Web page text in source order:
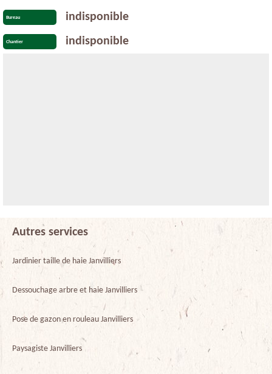
Bureau indisponible
Chantier indisponible
Autres services
Jardinier taille de haie Janvilliers
Dessouchage arbre et haie Janvilliers
Pose de gazon en rouleau Janvilliers
Paysagiste Janvilliers